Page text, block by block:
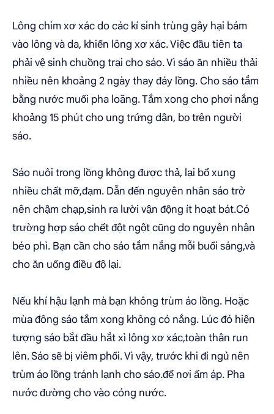
Lông chim xơ xác do các kí sinh trùng gây hại bám
vào lông và da, khiến lông xơ xác. Việc đầu tiên ta
phải vệ sinh chuồng trại cho sáo. Vì sáo ăn nhiều thải
nhiều nên khoảng 2 ngày thay đáy lồng. Cho sáo tắm
bằng nước muối pha loãng. Tắm xong cho phơi nắng
khoảng 15 phút cho ung trứng dận, bọ trên người
sáo.
Sáo nuôi trong lồng không được thả, lại bổ xung
nhiều chất mỡ,đạm. Dẫn đến nguyên nhân sáo trở
nên chậm chạp,sinh ra lười vận động ít hoạt bát.Có
trường hợp sáo chết đột ngột cũng do nguyên nhân
béo phì. Bạn cần cho sáo tắm nắng mỗi buổi sáng,và
cho ăn uống điều độ lại.
Nếu khí hậu lạnh mà bạn không trùm áo lồng. Hoặc
mùa đông sáo tắm xong không có nắng. Lúc đó hiện
tượng sáo bắt đầu hắt xì lông xơ xác,toàn thân run
lên. Sáo sẽ bị viêm phổi. Vì vậy, trước khi đi ngủ nên
trùm áo lồng tránh lạnh cho sáo.để nơi ấm áp. Pha
nước đường cho vào cóng nước.